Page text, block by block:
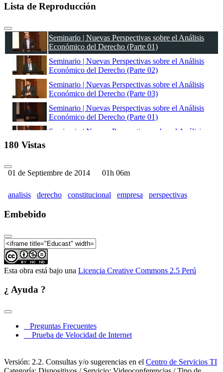
Lista de Reproducción
Seminario | Nuevas Perspectivas sobre el Análisis
Económico del Derecho (Parte 01)
Seminario | Nuevas Perspectivas sobre el Análisis
Económico del Derecho (Parte 02)
Seminario | Nuevas Perspectivas sobre el Análisis
Económico del Derecho (Parte 03)
Seminario | Nuevas Perspectivas sobre el Análisis
Económico del Derecho (Parte 01)
Seminario | Nuevas Perspectivas sobre el Análisis
180 Vistas
01 de Septiembre de 2014 01h 06m
analisis derecho constitucional empresa perspectivas
Embebido
Esta obra está bajo una Licencia Creative Commons 2.5 Perú
¿ Ayuda ?
Preguntas Frecuentes
Prueba de Velocidad de Internet
Versión: 2.2. Consultas y/o sugerencias en el Centro de Servicios TI